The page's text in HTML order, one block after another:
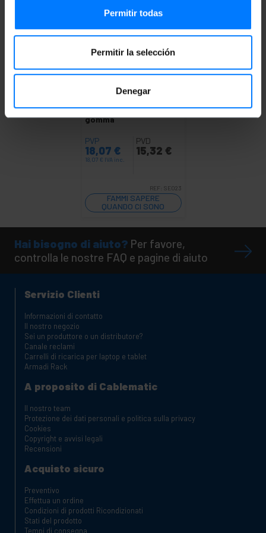
Permitir todas
Permitir la selección
Denegar
PRIMEMATIKSegnavia e
800x100mm con base in
gomma
PVP
18,07 €
18,07 € IVA inc.
PVD
15,32 €
REF: SE023
FAMMI SAPERE
QUANDO CI SONO
SCORTE
Hai bisogno di aiuto? Per favore,
controlla le nostre FAQ e pagine di aiuto
Servizio Clienti
Informazioni di contatto
Il nostro negozio
Sei un produttore o un distributore?
Canale reclami
Carrelli di ricarica per laptop e tablet
Armadi Rack
A proposito di Cablematic
Il nostro team
Protezione dei dati personali e politica sulla privacy
Cookies
Copyright e avvisi legali
Recensioni
Acquisto sicuro
Preventivo
Effettua un ordine
Condizioni di prodotti Ricondizionati
Stati del prodotto
Tempi di consegna